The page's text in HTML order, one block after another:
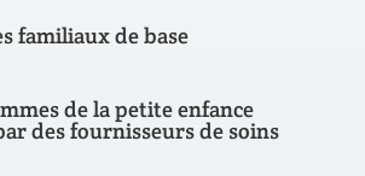
familiaux de base
de la petite enfance
des fournisseurs de soins